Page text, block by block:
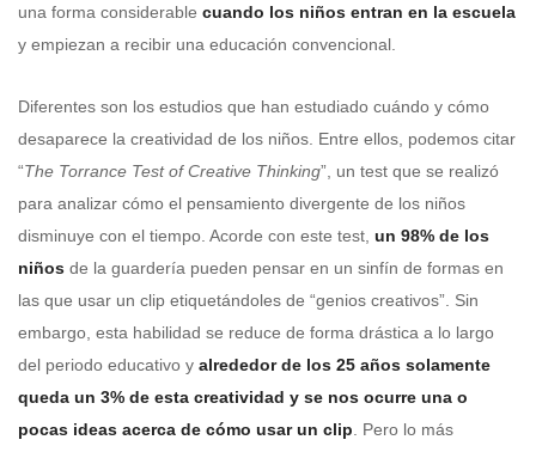
una forma considerable cuando los niños entran en la escuela
y empiezan a recibir una educación convencional.
Diferentes son los estudios que han estudiado cuándo y cómo
desaparece la creatividad de los niños. Entre ellos, podemos citar
“The Torrance Test of Creative Thinking”, un test que se realizó
para analizar cómo el pensamiento divergente de los niños
disminuye con el tiempo. Acorde con este test, un 98% de los
niños de la guardería pueden pensar en un sinfín de formas en
las que usar un clip etiquetándoles de “genios creativos”. Sin
embargo, esta habilidad se reduce de forma drástica a lo largo
del periodo educativo y alrededor de los 25 años solamente
queda un 3% de esta creatividad y se nos ocurre una o
pocas ideas acerca de cómo usar un clip . Pero lo más